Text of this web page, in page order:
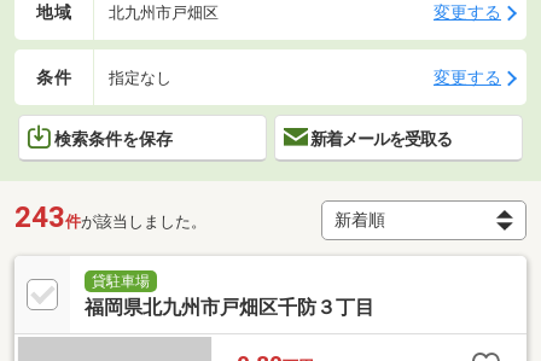
地域 北九州市戸畑区 変更する
条件 指定なし 変更する
検索条件を保存 新着メールを受取る
243件が該当しました。
貸駐車場
福岡県北九州市戸畑区千防３丁目